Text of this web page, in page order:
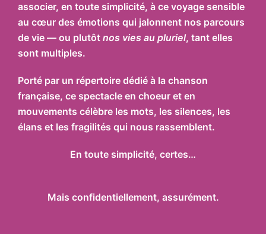
associer, en toute simplicité, à ce voyage sensible
au cœur des émotions qui jalonnent nos parcours
de vie — ou plutôt nos vies au pluriel, tant elles
sont multiples.
Porté par un répertoire dédié à la chanson
française, ce spectacle en choeur et en
mouvements célèbre les mots, les silences, les
élans et les fragilités qui nous rassemblent.
En toute simplicité, certes…
Mais confidentiellement, assurément.